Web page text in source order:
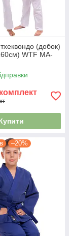
(добок)
WTF MA-
–20%